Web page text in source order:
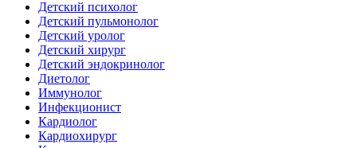
Детский психолог
Детский пульмонолог
Детский уролог
Детский хирург
Детский эндокринолог
Диетолог
Иммунолог
Инфекционист
Кардиолог
Кардиохирург